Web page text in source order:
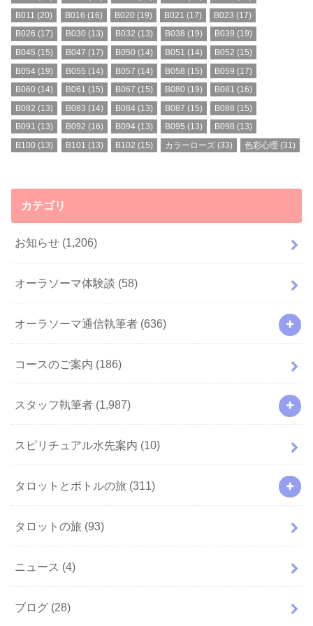
B011 (20) B016 (16) B020 (19) B021 (17) B023 (17)
B026 (17) B030 (13) B032 (13) B038 (19) B039 (19)
B045 (15) B047 (17) B050 (14) B051 (14) B052 (15)
B054 (19) B055 (14) B057 (14) B058 (15) B059 (17)
B060 (14) B061 (15) B067 (15) B080 (19) B081 (16)
B082 (13) B083 (14) B084(13) B087 (15) B088 (15)
B091 (13) B092 (16) B094(13) B095 (13) B098 (13)
B100 (13) B101 (13) B102 (15) カラーローズ (33) 色彩心理 (31)
カテゴリ
お知らせ (1,206)
オーラソーマ体験談 (58)
オーラソーマ通信執筆者 (636)
コースのご案内 (186)
スタッフ執筆者 (1,987)
スピリチュアル水先案内 (10)
タロットとボトルの旅 (311)
タロットの旅 (93)
ニュース (4)
ブログ (28)